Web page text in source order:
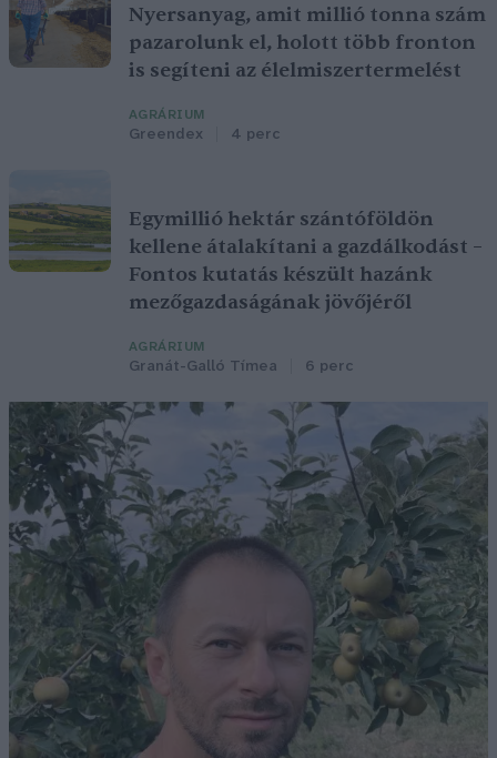
Nyersanyag, amit millió tonna szám
pazarolunk el, holott több fronton
is segíteni az élelmiszertermelést
AGRÁRIUM
Greendex 4 perc
Egymillió hektár szántóföldön
kellene átalakítani a gazdálkodást –
Fontos kutatás készült hazánk
mezőgazdaságának jövőjéről
AGRÁRIUM
Granát-Galló Tímea 6 perc